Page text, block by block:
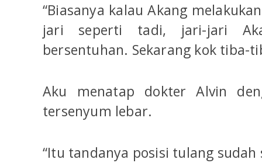
“Biasanya kalau Akang
jari seperti tadi, jari-jari
bersentuhan. Sekarang kok tiba-
Aku menatap dokter Alvin
tersenyum lebar.
“Itu tandanya posisi tulang sudah